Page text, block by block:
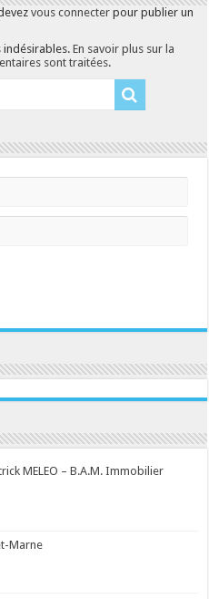
vous connecter pour publier un
indésirables.En savoir plus sur la
sont traitées.
MELEO – B.A.M. Immobilier
Marne